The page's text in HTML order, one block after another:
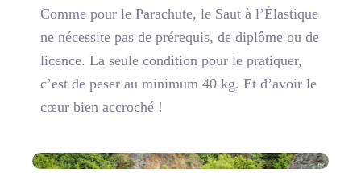
Comme pour le Parachute, le Saut à l’Élastique
ne nécessite pas de prérequis, de diplôme ou de
licence. La seule condition pour le pratiquer,
c’est de peser au minimum 40 kg. Et d’avoir le
cœur bien accroché !